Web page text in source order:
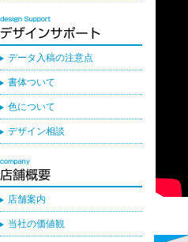
データ入稿の注意点
書体ついて
色について
デザイン相談
店舗案内
当社の価値観